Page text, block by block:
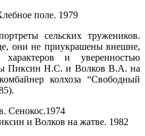
сельских тружеников.
они не приукрашены внешне,
характеров и уверенностью
Пиксин Н.С. и Волков В.А. на
колхоза “Свободный